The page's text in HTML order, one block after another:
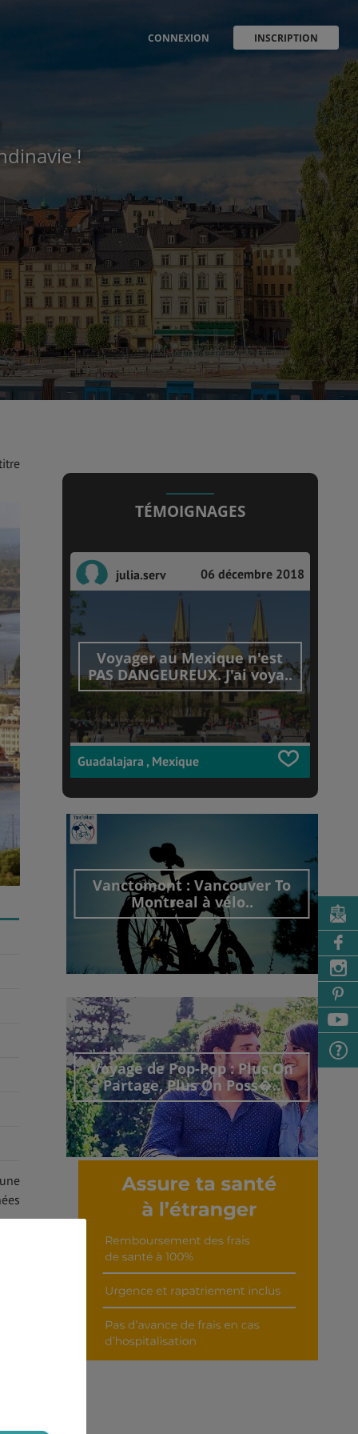
CONNEXION INSCRIPTION
!
TÉMOIGNAGES
julia.serv 06 décembre 2018
Voyager au Mexique n'est
PAS DANGEUREUX. J'ai voya..
Guadalajara , Mexique
Vanctomont : Vancouver To
Montreal à vélo..
Découvrir cet interview
Voyage de Pop-Pop : Plus On
Partage, Plus On Poss�..